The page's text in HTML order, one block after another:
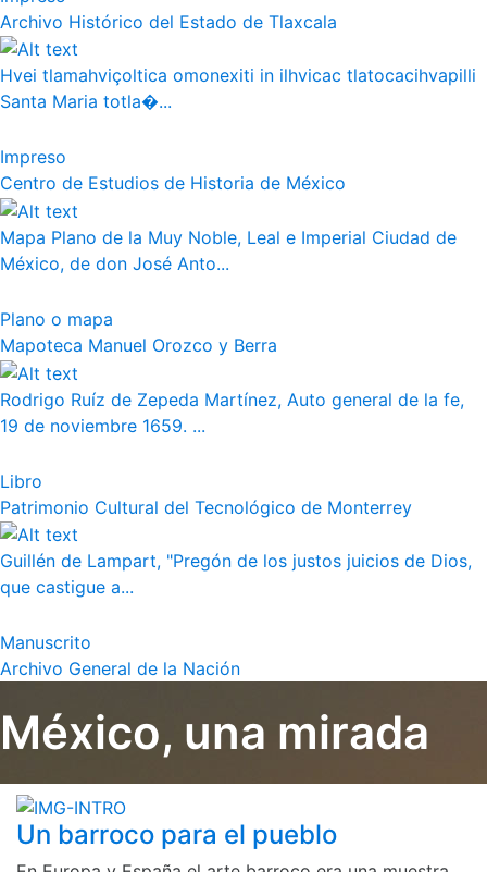
Archivo Histórico del Estado de Tlaxcala
Hvei tlamahviçoltica omonexiti in ilhvicac tlatocacihvapilli
Santa Maria totla�...
Impreso
Centro de Estudios de Historia de México
Mapa Plano de la Muy Noble, Leal e Imperial Ciudad de
México, de don José Anto...
Plano o mapa
Mapoteca Manuel Orozco y Berra
Rodrigo Ruíz de Zepeda Martínez, Auto general de la fe,
19 de noviembre 1659. ...
Libro
Patrimonio Cultural del Tecnológico de Monterrey
Guillén de Lampart, "Pregón de los justos juicios de Dios,
que castigue a...
Manuscrito
Archivo General de la Nación
México, una mirada
Un barroco para el pueblo